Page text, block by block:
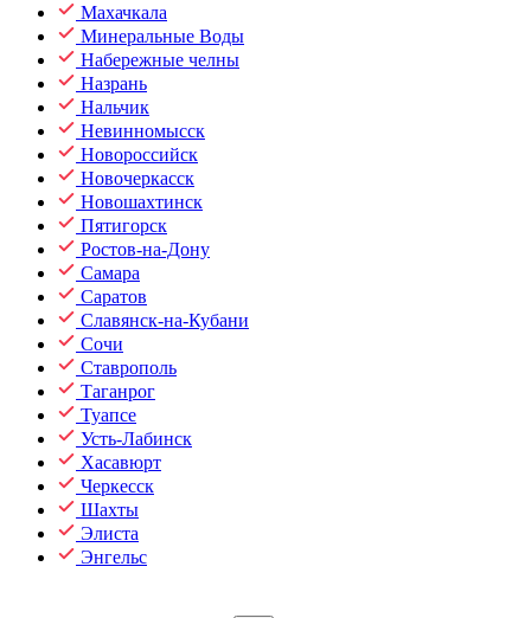
Махачкала
Минеральные Воды
Набережные челны
Назрань
Нальчик
Невинномысск
Новороссийск
Новочеркасск
Новошахтинск
Пятигорск
Ростов-на-Дону
Самара
Саратов
Славянск-на-Кубани
Сочи
Ставрополь
Таганрог
Туапсе
Усть-Лабинск
Хасавюрт
Черкесск
Шахты
Элиста
Энгельс